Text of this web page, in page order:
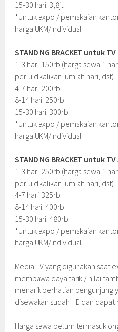
15-30 hari: 3,8jt
*Untuk expo / pemakaian
harga UKM/Individual
STANDING BRACKET untuk
1-3 hari: 150rb (harga sewa 1
perlu dikalikan jumlah hari, dst)
4-7 hari: 200rb
8-14 hari: 250rb
15-30 hari: 300rb
*Untuk expo / pemakaian
harga UKM/Individual
STANDING BRACKET untuk
1-3 hari: 250rb (harga sewa 1
perlu dikalikan jumlah hari, dst)
4-7 hari: 325rb
8-14 hari: 400rb
15-30 hari: 480rb
*Untuk expo / pemakaian
harga UKM/Individual
Media TV yang digunakan saat
membawa daya tarik / nilai
menarik perhatian pengunjung
disewakan sudah HD dan dapat
Harga sewa belum termasuk